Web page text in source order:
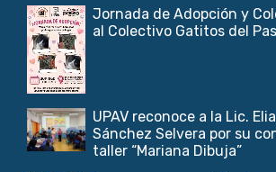
Jornada de Adopción y
al Colectivo Gatitos del
UPAV reconoce a la Lic.
Sánchez Selvera por su
taller “Mariana Dibuja”